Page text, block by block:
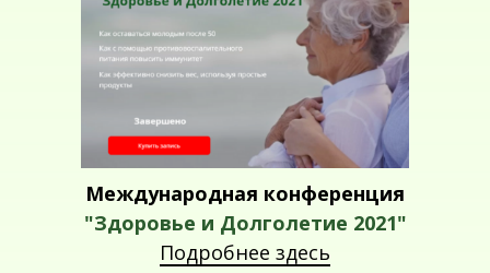
Международная конференция
"Здоровье и Долголетие 2021"
Подробнее здесь